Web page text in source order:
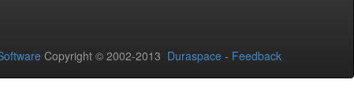
Copyright © 2002-2013 Duraspace - Feedback